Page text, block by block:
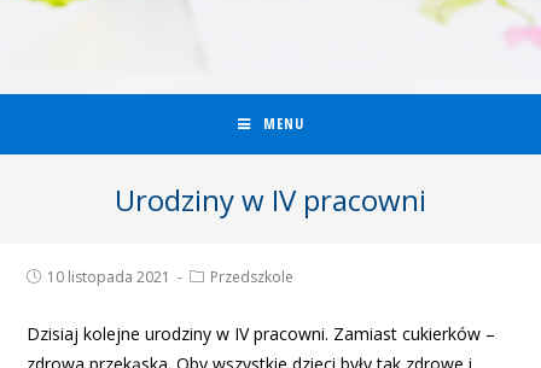
MENU
Urodziny w IV pracowni
10 listopada 2021 Przedszkole
Dzisiaj kolejne urodziny w IV pracowni. Zamiast cukierków –